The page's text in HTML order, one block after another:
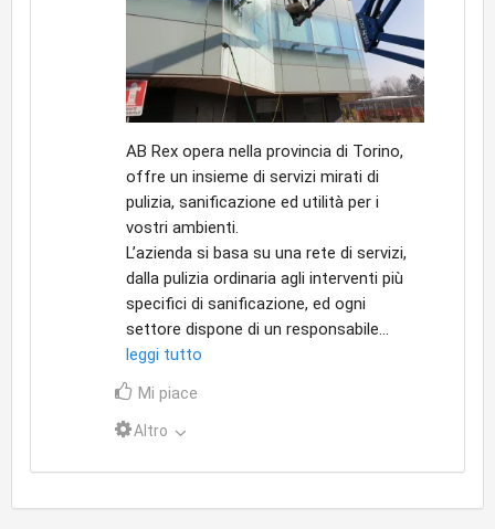
AB Rex opera nella provincia di Torino,
offre un insieme di servizi mirati di
pulizia, sanificazione ed utilità per i
vostri ambienti.
L’azienda si basa su una rete di servizi,
dalla pulizia ordinaria agli interventi più
specifici di sanificazione, ed ogni
settore dispone di un responsabile...
leggi tutto
Mi piace
Altro